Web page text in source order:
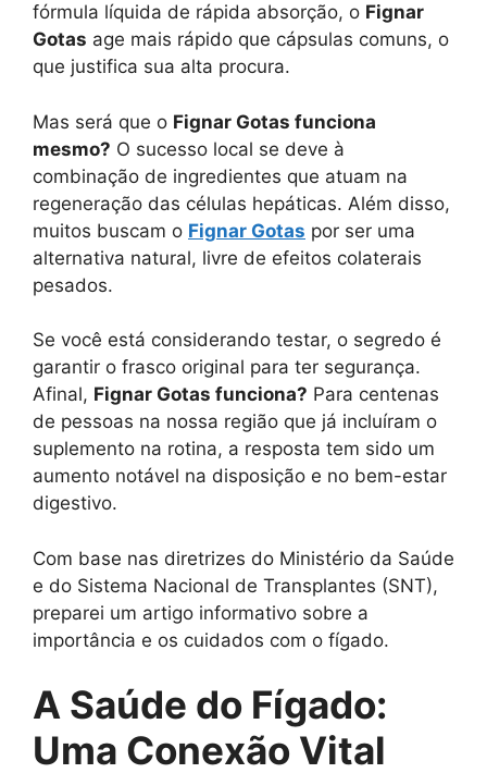
fórmula líquida de rápida absorção, o Fignar
Gotas age mais rápido que cápsulas comuns, o
que justifica sua alta procura.
Mas será que o Fignar Gotas funciona
mesmo? O sucesso local se deve à
combinação de ingredientes que atuam na
regeneração das células hepáticas. Além disso,
muitos buscam o Fignar Gotas por ser uma
alternativa natural, livre de efeitos colaterais
pesados.
Se você está considerando testar, o segredo é
garantir o frasco original para ter segurança.
Afinal, Fignar Gotas funciona? Para centenas
de pessoas na nossa região que já incluíram o
suplemento na rotina, a resposta tem sido um
aumento notável na disposição e no bem-estar
digestivo.
Com base nas diretrizes do Ministério da Saúde
e do Sistema Nacional de Transplantes (SNT),
preparei um artigo informativo sobre a
importância e os cuidados com o fígado.
A Saúde do Fígado:
Uma Conexão Vital